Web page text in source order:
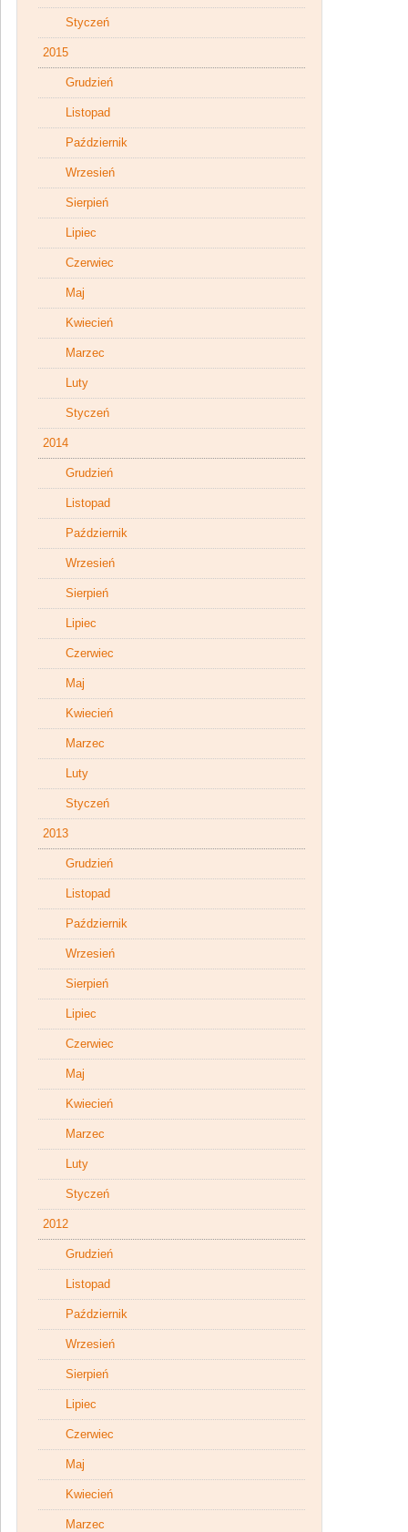
Styczeń
2015
Grudzień
Listopad
Październik
Wrzesień
Sierpień
Lipiec
Czerwiec
Maj
Kwiecień
Marzec
Luty
Styczeń
2014
Grudzień
Listopad
Październik
Wrzesień
Sierpień
Lipiec
Czerwiec
Maj
Kwiecień
Marzec
Luty
Styczeń
2013
Grudzień
Listopad
Październik
Wrzesień
Sierpień
Lipiec
Czerwiec
Maj
Kwiecień
Marzec
Luty
Styczeń
2012
Grudzień
Listopad
Październik
Wrzesień
Sierpień
Lipiec
Czerwiec
Maj
Kwiecień
Marzec